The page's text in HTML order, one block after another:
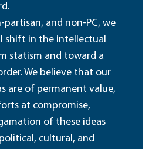
and non-PC, we
shift in the intellectual
statism and toward a
We believe that our
are of permanent value,
at compromise,
of these ideas
cultural, and